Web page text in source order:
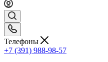
Телефоны
+7 (391) 988-98-57